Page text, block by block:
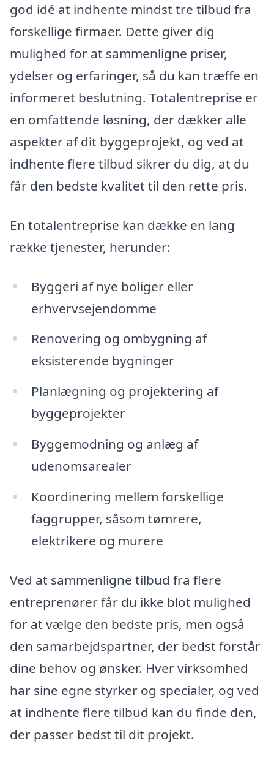
god idé at indhente mindst tre tilbud fra
forskellige firmaer. Dette giver dig
mulighed for at sammenligne priser,
ydelser og erfaringer, så du kan træffe en
informeret beslutning. Totalentreprise er
en omfattende løsning, der dækker alle
aspekter af dit byggeprojekt, og ved at
indhente flere tilbud sikrer du dig, at du
får den bedste kvalitet til den rette pris.
En totalentreprise kan dække en lang
række tjenester, herunder:
Byggeri af nye boliger eller
erhvervsejendomme
Renovering og ombygning af
eksisterende bygninger
Planlægning og projektering af
byggeprojekter
Byggemodning og anlæg af
udenomsarealer
Koordinering mellem forskellige
faggrupper, såsom tømrere,
elektrikere og murere
Ved at sammenligne tilbud fra flere
entreprenører får du ikke blot mulighed
for at vælge den bedste pris, men også
den samarbejdspartner, der bedst forstår
dine behov og ønsker. Hver virksomhed
har sine egne styrker og specialer, og ved
at indhente flere tilbud kan du finde den,
der passer bedst til dit projekt.